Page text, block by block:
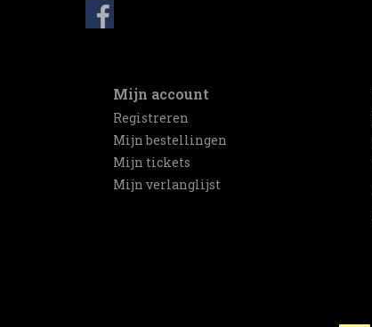
Mijn account
Registreren
Mijn bestellingen
Mijn tickets
Mijn verlanglijst